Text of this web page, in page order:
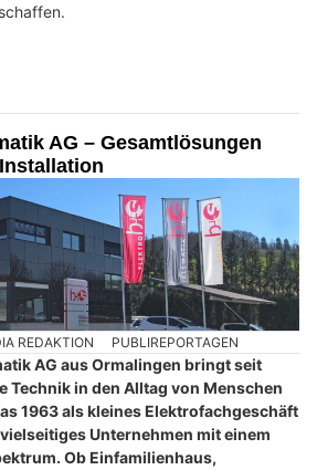
AG – Gesamtlösungen
REDAKTION PUBLIREPORTAGEN
AG aus Ormalingen bringt seit
Technik in den Alltag von Menschen
1963 als kleines Elektrofachgeschäft
Unternehmen mit einem
Ob Einfamilienhaus,